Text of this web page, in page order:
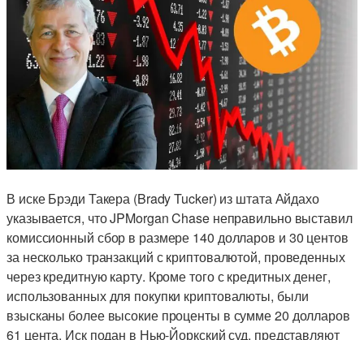
В иске Брэди Такера (Brady Tucker) из штата Айдахо
указывается, что JPMorgan Chase неправильно выставил
комиссионный сбор в размере 140 долларов и 30 центов
за несколько транзакций с криптовалютой, проведенных
через кредитную карту. Кроме того с кредитных денег,
использованных для покупки криптовалюты, были
взысканы более высокие проценты в сумме 20 долларов
61 цента. Иск подан в Нью-Йоркский суд, представляют